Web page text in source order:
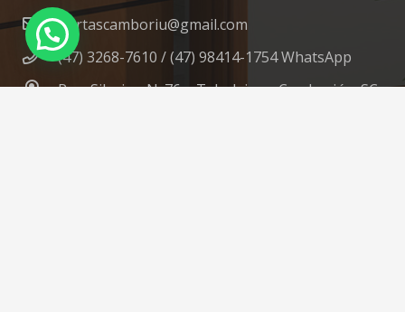
portascamboriu@gmail.com
(47) 3268-7610 / (47) 98414-1754 WhatsApp
Rua: Silveira, N: 76 – Tabuleiro – Camboriú – SC